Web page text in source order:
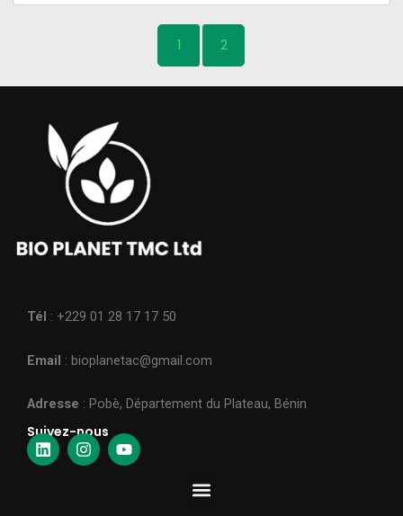
1 2
Tél : +229 01 28 17 17 50
Email : bioplanetac@gmail.com
Adresse : Pobè, Département du Plateau, Bénin
Suivez-nous
L
i
I
n
Y
o
Menu